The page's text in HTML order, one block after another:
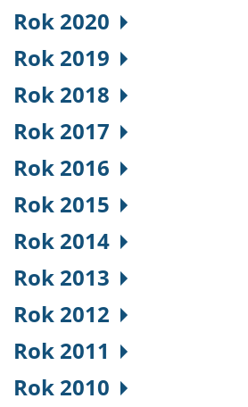
Rok 2020
Rok 2019
Rok 2018
Rok 2017
Rok 2016
Rok 2015
Rok 2014
Rok 2013
Rok 2012
Rok 2011
Rok 2010